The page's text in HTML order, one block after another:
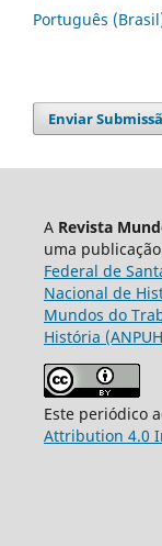
Português
Enviar
A Revista
uma
Federal de
Nacional de
Mundos do
História
Este periódico
Attribution 4.0